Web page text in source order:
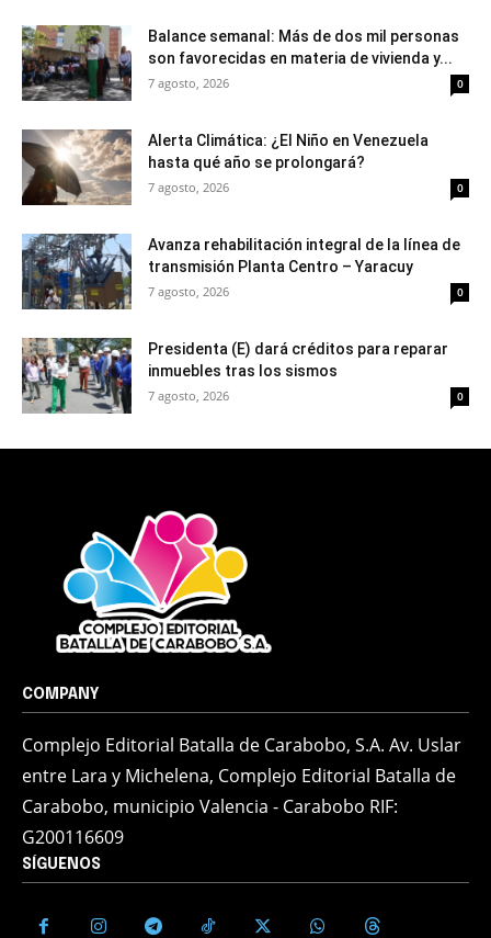
Balance semanal: Más de dos mil personas
son favorecidas en materia de vivienda y...
7 agosto, 2026 0
Alerta Climática: ¿El Niño en Venezuela
hasta qué año se prolongará?
7 agosto, 2026 0
Avanza rehabilitación integral de la línea de
transmisión Planta Centro – Yaracuy
7 agosto, 2026 0
Presidenta (E) dará créditos para reparar
inmuebles tras los sismos
7 agosto, 2026 0
COMPANY
Complejo Editorial Batalla de Carabobo, S.A. Av. Uslar
entre Lara y Michelena, Complejo Editorial Batalla de
Carabobo, municipio Valencia - Carabobo RIF:
G200116609
SÍGUENOS